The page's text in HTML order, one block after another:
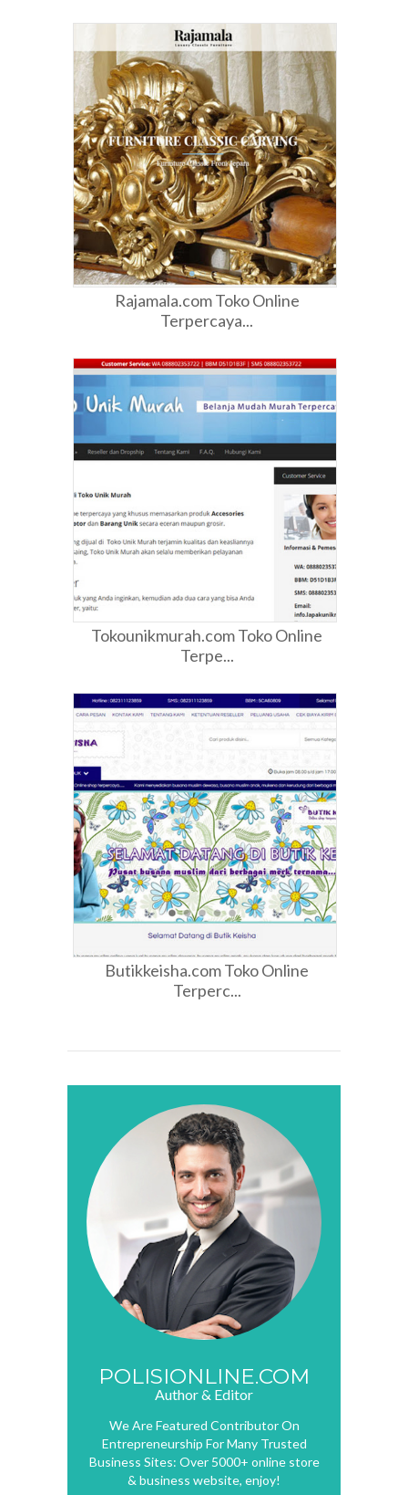
Rajamala.com Toko Online
Terpercaya...
Tokounikmurah.com Toko Online
Terpe...
Butikkeisha.com Toko Online
Terperc...
POLISIONLINE.COM
Author & Editor
We Are Featured Contributor On
Entrepreneurship For Many Trusted
Business Sites: Over 5000+ online store
& business website, enjoy!